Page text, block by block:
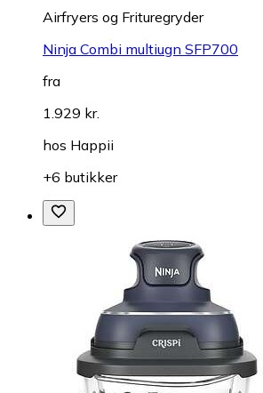
Airfryers og Frituregryder
Ninja Combi multiugn SFP700
fra
1.929 kr.
hos Happii
+6 butikker